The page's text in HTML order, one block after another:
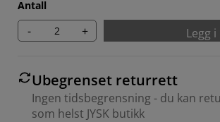
Antall
- + Legg
Ubegrenset returrett
Ingen tidsbegrensning - du kan
som helst JYSK butikk